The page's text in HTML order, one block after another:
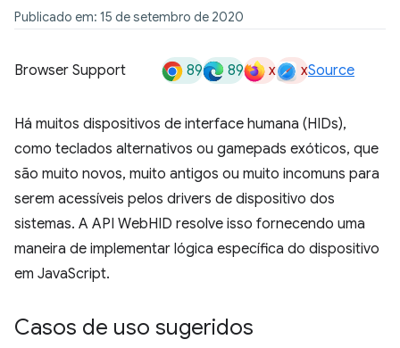
Publicado em: 15 de setembro de 2020
Browser Support 89 89 x xSource
Há muitos dispositivos de interface humana (HIDs),
como teclados alternativos ou gamepads exóticos, que
são muito novos, muito antigos ou muito incomuns para
serem acessíveis pelos drivers de dispositivo dos
sistemas. A API WebHID resolve isso fornecendo uma
maneira de implementar lógica específica do dispositivo
em JavaScript.
Casos de uso sugeridos